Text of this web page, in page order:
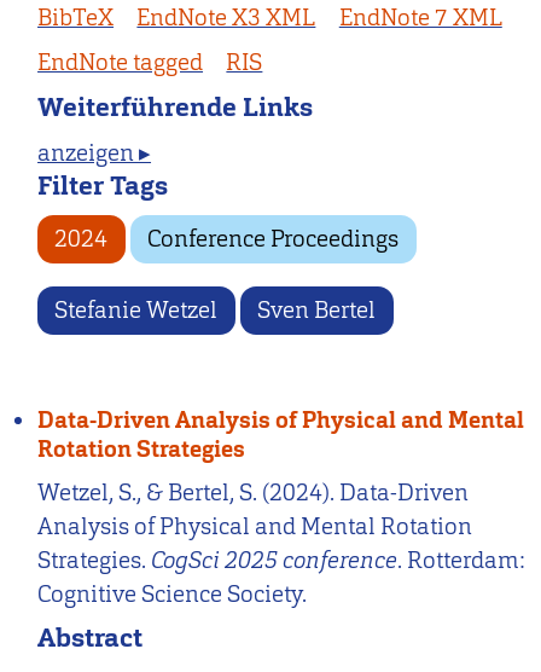
BibTeX EndNote X3 XML
EndNote 7 XML
EndNote tagged
RIS
Weiterführende Links
anzeigen ▸
Filter Tags
2024 Conference Proceedings
Stefanie Wetzel Sven Bertel
Data-Driven Analysis of Physical and Mental
Rotation Strategies
Wetzel, S., & Bertel, S. (2024). Data-Driven
Analysis of Physical and Mental Rotation
Strategies. CogSci 2025 conference. Rotterdam:
Cognitive Science Society.
Abstract